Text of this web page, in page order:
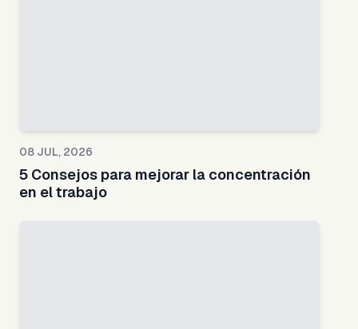
08 JUL, 2026
5 Consejos para mejorar la concentración
en el trabajo